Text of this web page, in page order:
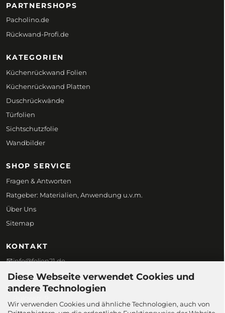
Diese Webseite verwendet Cookies und
andere Technologien
Wir verwenden Cookies und ähnliche Technologien, auch von
PARTNERSHOPS
Pacholino.de
Rückwand-Profi.de
KATEGORIEN
Küchenrückwand Folien
Küchenrückwand Platten
Duschrückwände
Türfolien
Sichtschutzfolie
Wandbilder
SHOP SERVICE
Fragen & Antworten
Ratgeber: Materialien, Anwendung u.v.m.
Über Uns
Sitemap
KONTAKT
info@folien21.de
+49 (0) 172 186 45 98
Folien21
58097 Hagen,